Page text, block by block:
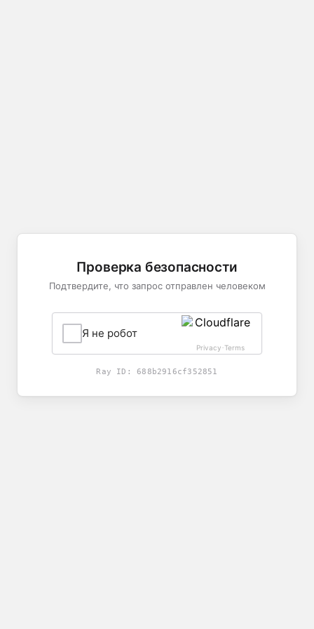
Проверка безопасности
Подтвердите, что запрос отправлен человеком
Я не робот
Privacy-Terms
Ray ID:688b2916cf352851